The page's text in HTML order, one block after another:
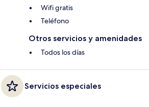
Wifi gratis
Teléfono
Otros servicios y amenidades
Todos los días
Servicios especiales